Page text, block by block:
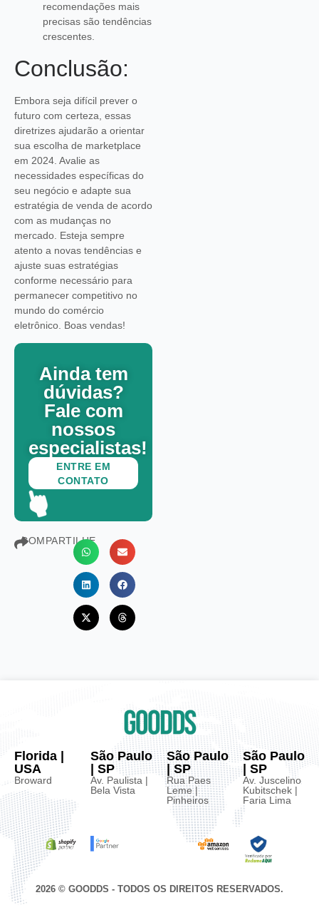
recomendações mais
precisas são tendências
crescentes.
Conclusão:
Embora seja difícil prever o
futuro com certeza, essas
diretrizes ajudarão a orientar
sua escolha de marketplace
em 2024. Avalie as
necessidades específicas do
seu negócio e adapte sua
estratégia de venda de acordo
com as mudanças no
mercado. Esteja sempre
atento a novas tendências e
ajuste suas estratégias
conforme necessário para
permanecer competitivo no
mundo do comércio
eletrônico. Boas vendas!
Ainda tem
dúvidas?
Fale com
nossos
especialistas!
ENTRE EM
CONTATO
COMPARTILHE
Florida |
USA
Broward
São Paulo
| SP
Av. Paulista |
Bela Vista
São Paulo
| SP
Rua Paes
Leme |
Pinheiros
São Paulo
| SP
Av. Juscelino
Kubitschek |
Faria Lima
2026 © GOODDS - TODOS OS DIREITOS RESERVADOS.